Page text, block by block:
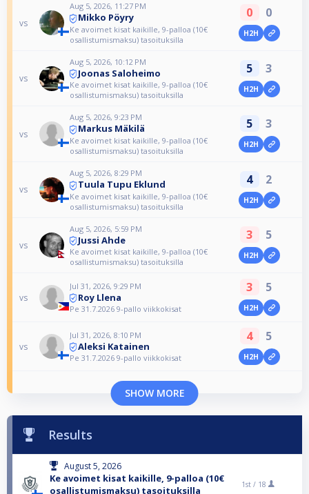
vs
Aug 5, 2026, 11:27 PM
Mikko Pöyry
Ke avoimet kisat kaikille, 9-palloa (10€
osallistumismaksu) tasoituksilla
0 0
H2H
vs
Aug 5, 2026, 10:12 PM
Joonas Saloheimo
Ke avoimet kisat kaikille, 9-palloa (10€
osallistumismaksu) tasoituksilla
5 3
H2H
vs
Aug 5, 2026, 9:23 PM
Markus Mäkilä
Ke avoimet kisat kaikille, 9-palloa (10€
osallistumismaksu) tasoituksilla
5 3
H2H
vs
Aug 5, 2026, 8:29 PM
Tuula Tupu Eklund
Ke avoimet kisat kaikille, 9-palloa (10€
osallistumismaksu) tasoituksilla
4 2
H2H
vs
Aug 5, 2026, 5:59 PM
Jussi Ahde
Ke avoimet kisat kaikille, 9-palloa (10€
osallistumismaksu) tasoituksilla
3 5
H2H
vs
Jul 31, 2026, 9:29 PM
Roy Llena
Pe 31.7.2026 9-pallo viikkokisat
3 5
H2H
vs
Jul 31, 2026, 8:10 PM
Aleksi Katainen
Pe 31.7.2026 9-pallo viikkokisat
4 5
H2H
SHOW MORE
Results
August 5, 2026
Ke avoimet kisat kaikille, 9-palloa (10€
osallistumismaksu) tasoituksilla
1st / 18